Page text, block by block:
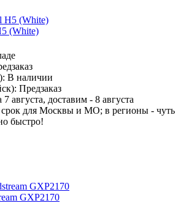
(White)
В наличии
Предзаказ
августа, доставим - 8 августа
для Москвы и МО; в регионы - чуть
быстро!
GXP2170